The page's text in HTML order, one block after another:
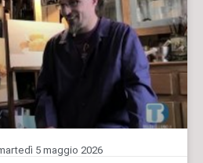
5 maggio 2026